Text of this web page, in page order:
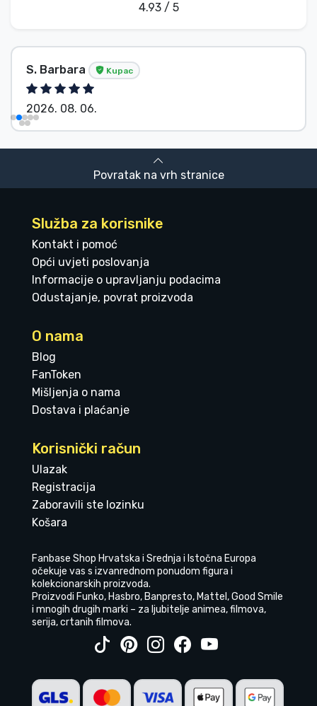
4.93 / 5
S. Barbara Kupac
2026. 08. 06.
Povratak na vrh stranice
Služba za korisnike
Kontakt i pomoć
Opći uvjeti poslovanja
Informacije o upravljanju podacima
Odustajanje, povrat proizvoda
O nama
Blog
FanToken
Mišljenja o nama
Dostava i plaćanje
Korisnički račun
Ulazak
Registracija
Zaboravili ste lozinku
Košara
Fanbase Shop Hrvatska i Srednja i Istočna Europa
očekuje vas s izvanrednom ponudom figura i
kolekcionarskih proizvoda.
Proizvodi Funko, Hasbro, Banpresto, Mattel, Good Smile
i mnogih drugih marki – za ljubitelje animea, filmova,
serija, crtanih filmova.